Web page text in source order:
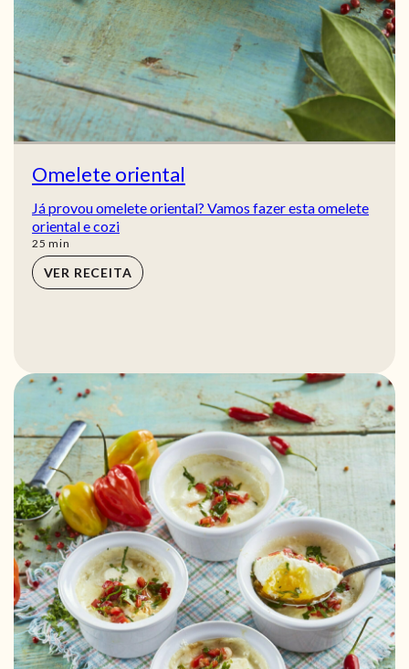
Omelete oriental
Já provou omelete oriental? Vamos fazer esta omelete
oriental e cozi
25 min
min
VER RECEITA